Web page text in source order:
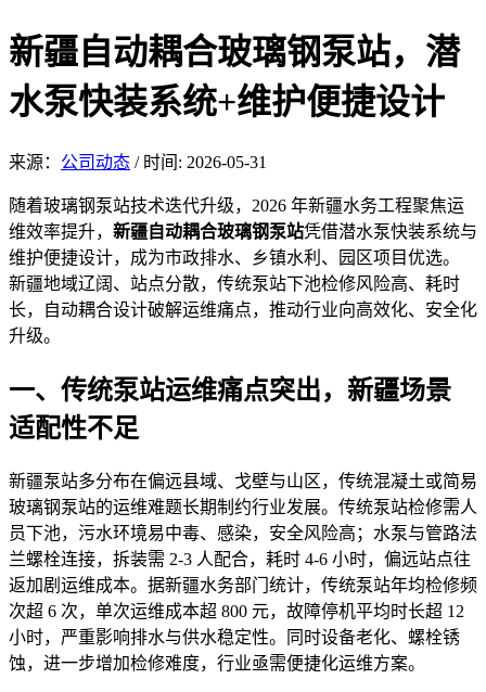
新疆自动耦合玻璃钢泵站，潜
水泵快装系统+维护便捷设计
来源： 公司动态 / 时间: 2026-05-31
随着玻璃钢泵站技术迭代升级，2026 年新疆水务工程聚焦运
维效率提升， 新疆自动耦合玻璃钢泵站凭借潜水泵快装系统与
维护便捷设计，成为市政排水、乡镇水利、园区项目优选。
新疆地域辽阔、站点分散，传统泵站下池检修风险高、耗时
长，自动耦合设计破解运维痛点，推动行业向高效化、安全化
升级。
一、传统泵站运维痛点突出，新疆场景
适配性不足
新疆泵站多分布在偏远县域、戈壁与山区，传统混凝土或简易
玻璃钢泵站的运维难题长期制约行业发展。传统泵站检修需人
员下池，污水环境易中毒、感染，安全风险高；水泵与管路法
兰螺栓连接，拆装需 2-3 人配合，耗时 4-6 小时，偏远站点往
返加剧运维成本。据新疆水务部门统计，传统泵站年均检修频
次超 6 次，单次运维成本超 800 元，故障停机平均时长超 12
小时，严重影响排水与供水稳定性。同时设备老化、螺栓锈
蚀，进一步增加检修难度，行业亟需便捷化运维方案。